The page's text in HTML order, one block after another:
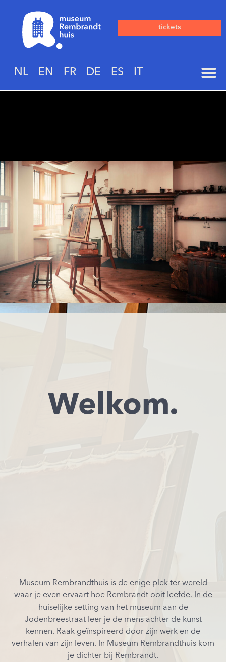
tickets
NL EN FR DE ES IT
Welkom.
Museum Rembrandthuis is de enige plek ter wereld
waar je even ervaart hoe Rembrandt ooit leefde. In de
huiselijke setting van het museum aan de
Jodenbreestraat leer je de mens achter de kunst
kennen. Raak geïnspireerd door zijn werk en de
verhalen van zijn leven. In Museum Rembrandthuis kom
je dichter bij Rembrandt.